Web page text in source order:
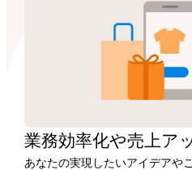
業務効率化や売上ア
あなたの実現したいアイデアや